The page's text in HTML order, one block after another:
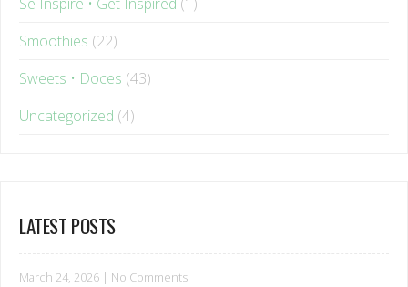
Smoothies
(22)
Sweets • Doces
Uncategorized(4)
O que muda no corpo da mulher após os 35?